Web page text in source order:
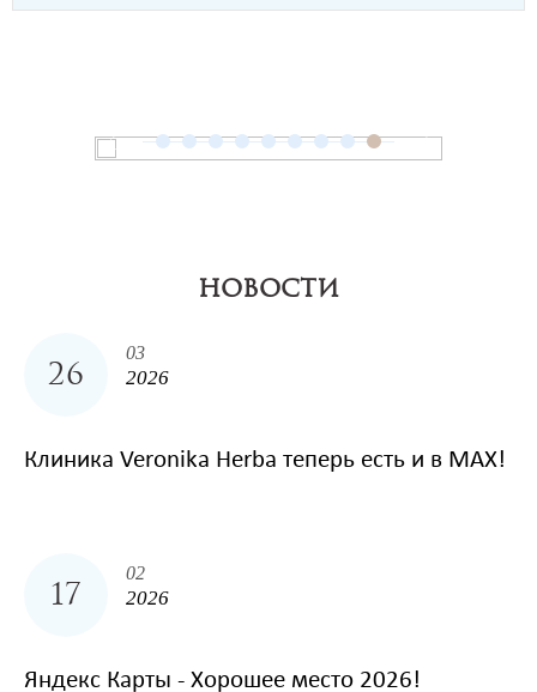
НОВОСТИ
26
03
2026
Клиника Veronika Herba теперь есть и в MAX!
17
02
2026
Яндекс Карты - Хорошее место 2026!